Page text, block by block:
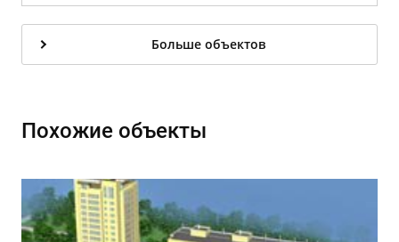
Больше объектов
Похожие объекты